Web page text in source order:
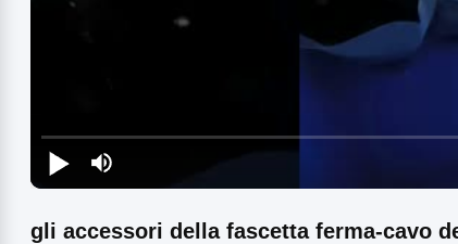
gli accessori della fascetta ferma-cavo